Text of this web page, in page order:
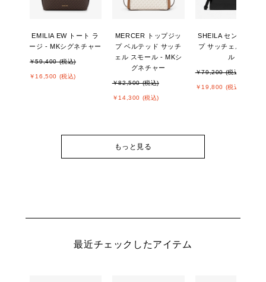
EMILIA EW トート ラ
ージ - MKシグネチャー
￥59,400 (税込)
￥16,500 (税込)
MERCER トップジッ
プ ベルテッド サッチ
ェル スモール - MKシ
グネチャー
￥82,500 (税込)
￥14,300 (税込)
SHEILA センタージッ
プ サッチェル スモー
ル
￥79,200 (税込)
￥19,800 (税込)
もっと見る
最近チェックしたアイテム